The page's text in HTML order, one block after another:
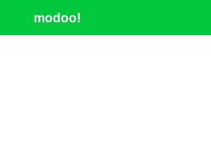
modoo!